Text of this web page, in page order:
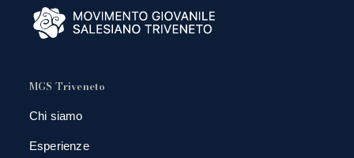
MGS Triveneto
Chi siamo
Esperienze